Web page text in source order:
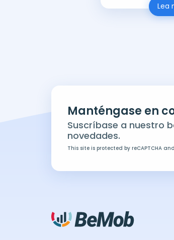
Lea
Manténgase en
Suscríbase a nuestro
novedades.
This site is protected by reCAPTCHA